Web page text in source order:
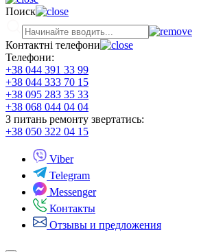
Поиск
Контактні телефони
Телефони:
+38 044 391 33 99
+38 044 333 70 15
+38 095 283 35 33
+38 068 044 04 04
З питань ремонту звертатись:
+38 050 322 04 15
Viber
Telegram
Messenger
Контакты
Отзывы и предложения